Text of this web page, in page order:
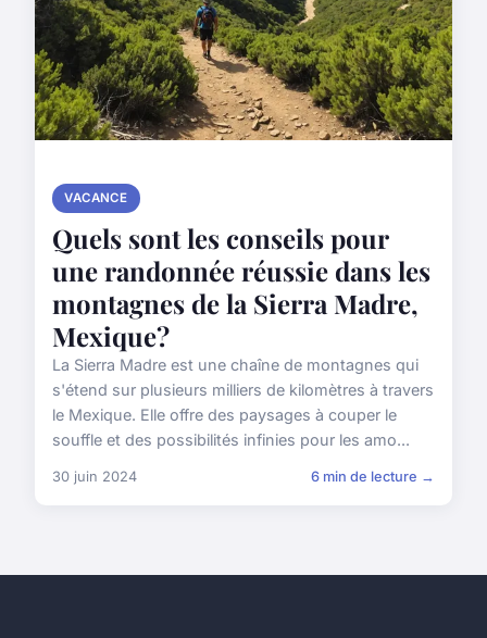
VACANCE
Quels sont les conseils pour
une randonnée réussie dans les
montagnes de la Sierra Madre,
Mexique?
La Sierra Madre est une chaîne de montagnes qui
s'étend sur plusieurs milliers de kilomètres à travers
le Mexique. Elle offre des paysages à couper le
souffle et des possibilités infinies pour les amo...
30 juin 2024 6 min de lecture →